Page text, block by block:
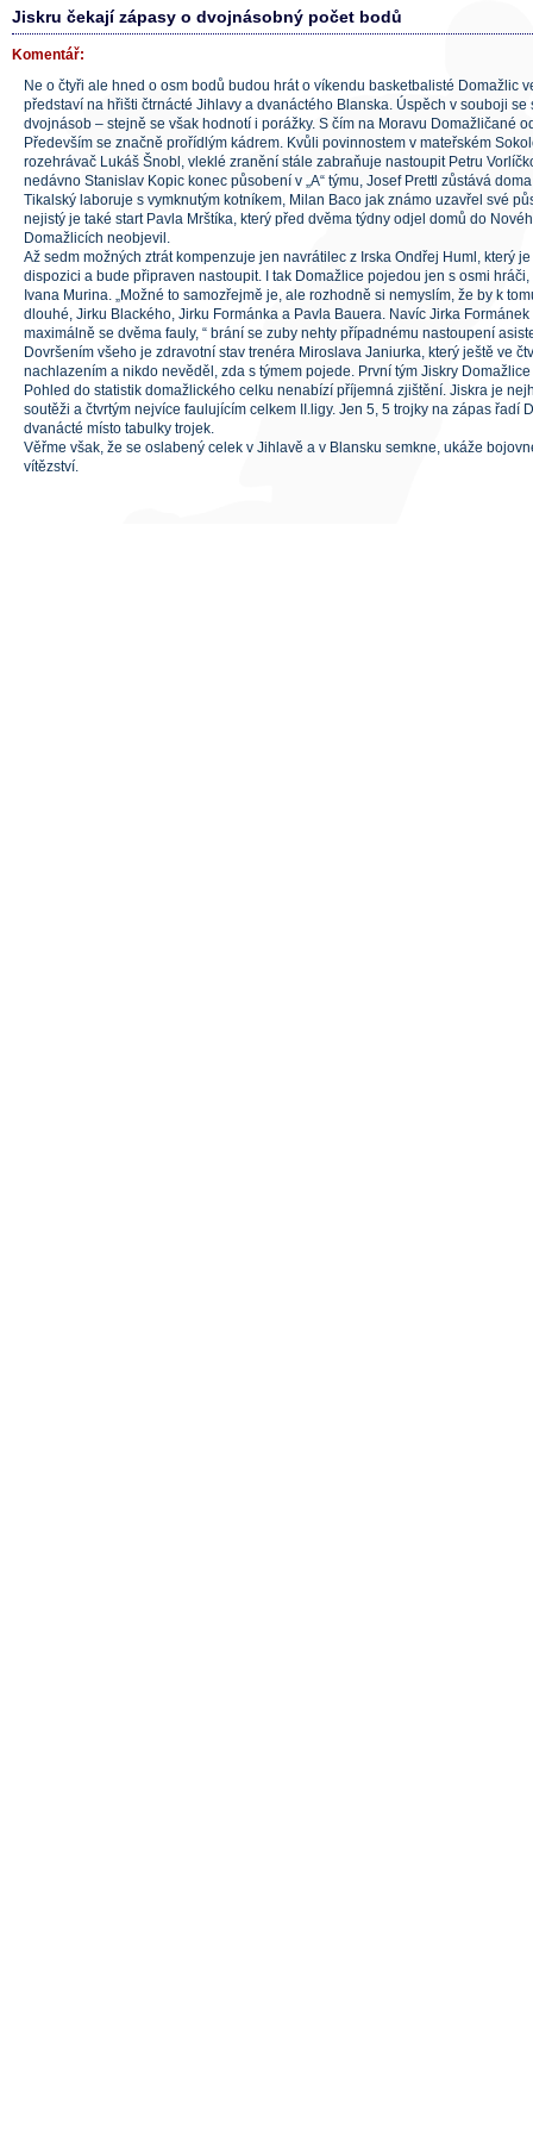
Jiskru čekají zápasy o dvojnásobný počet bodů
Komentář:
Ne o čtyři ale hned o osm bodů budou hrát o víkendu basketbalisté Domažlic
představí na hřišti čtrnácté Jihlavy a dvanáctého Blanska. Úspěch v souboji
dvojnásob – stejně se však hodnotí i porážky. S čím na Moravu Domažličané
Především se značně prořídlým kádrem. Kvůli povinnostem v mateřském
rozehrávač Lukáš Šnobl, vleklé zranění stále zabraňuje nastoupit Petru
nedávno Stanislav Kopic konec působení v „A“ týmu, Josef Prettl zůstává
Tikalský laboruje s vymknutým kotníkem, Milan Baco jak známo uzavřel své
nejistý je také start Pavla Mrštíka, který před dvěma týdny odjel domů do
Domažlicích neobjevil.
Až sedm možných ztrát kompenzuje jen navrátilec z Irska Ondřej Huml, který
dispozici a bude připraven nastoupit. I tak Domažlice pojedou jen s osmi
Ivana Murina. „Možné to samozřejmě je, ale rozhodně si nemyslím, že by k
dlouhé, Jirku Blackého, Jirku Formánka a Pavla Bauera. Navíc Jirka
maximálně se dvěma fauly, “ brání se zuby nehty případnému nastoupení
Dovršením všeho je zdravotní stav trenéra Miroslava Janiurka, který ještě ve
nachlazením a nikdo nevěděl, zda s týmem pojede. První tým Jiskry
Pohled do statistik domažlického celku nenabízí příjemná zjištění. Jiskra je
soutěži a čtvrtým nejvíce faulujícím celkem II.ligy. Jen 5, 5 trojky na zápas řadí
dvanácté místo tabulky trojek.
Věřme však, že se oslabený celek v Jihlavě a v Blansku semkne, ukáže
vítězství.